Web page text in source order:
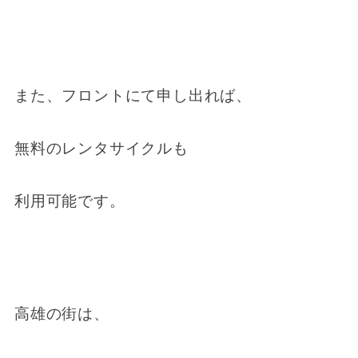
また、フロントにて申し出れば、
無料のレンタサイクルも
利用可能です。
高雄の街は、